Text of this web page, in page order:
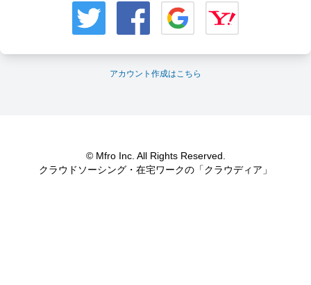
アカウント作成はこちら
© Mfro Inc. All Rights Reserved.
クラウドソーシング・在宅ワークの「クラウディア」